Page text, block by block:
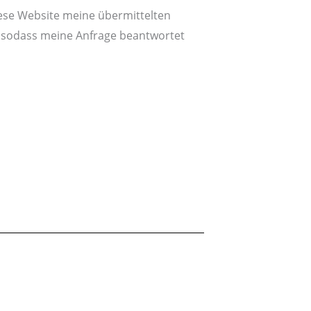
Website meine übermittelten
meine Anfrage beantwortet